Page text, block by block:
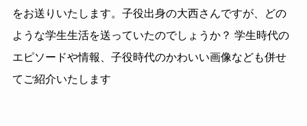
をお送りいたします。子役出身の大西さんですが、どの
ような学生生活を送っていたのでしょうか？ 学生時代の
エピソードや情報、子役時代のかわいい画像なども併せ
てご紹介いたします